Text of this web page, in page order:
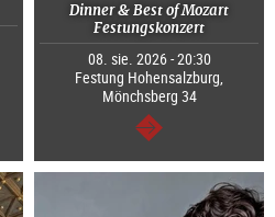
Dinner & Best of Mozart
Festungskonzert
08. sie. 2026 - 20:30
Festung Hohensalzburg,
Mönchsberg 34
dalej